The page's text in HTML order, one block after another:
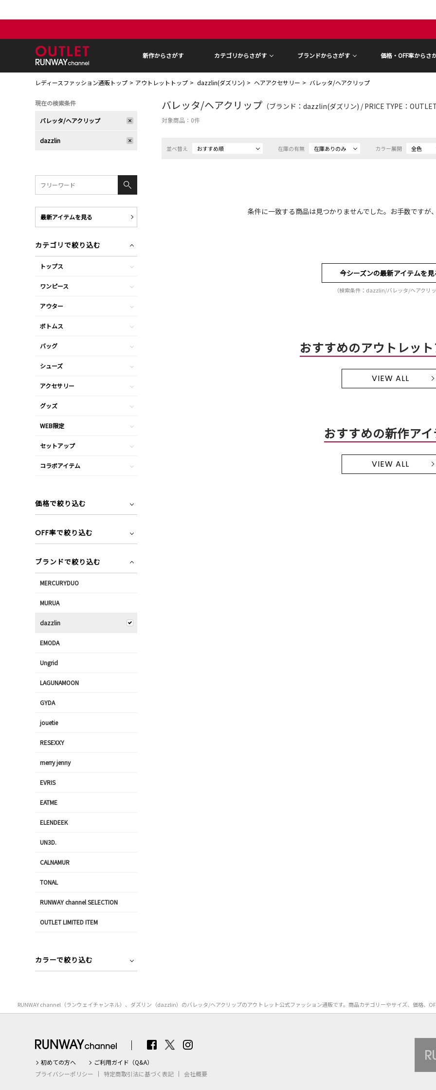
新作からさがす カテゴリからさがす ブランドからさがす 価格・OFF率からさ
レディースファッション通販トップ アウトレットトップ dazzlin(ダズリン) ヘアアクセサリー バレッタ/ヘアクリップ
バレッタ/ヘアクリップ （ブランド：dazzlin(ダズリン) / PRICE TYPE：OUTLET
対象商品： 0件
並べ替え おすすめ順 在庫の有無 在庫ありのみ カラー展開 全色
条件に一致する商品は見つかりませんでした。お手数ですが
今シーズンの最新アイテムを見
（検索条件：dazzlin/バレッタ/ヘアクリッ
おすすめのアウトレッ
VIEW ALL
おすすめの新作ア
VIEW ALL
現在の検索条件
バレッタ/ヘアクリップ
dazzlin
最新アイテムを見る
カテゴリで絞り込む
トップス
ワンピース
アウター
ボトムス
バッグ
シューズ
アクセサリー
グッズ
WEB限定
セットアップ
コラボアイテム
価格で絞り込む
OFF率で絞り込む
ブランドで絞り込む
MERCURYDUO
MURUA
dazzlin
EMODA
Ungrid
LAGUNAMOON
GYDA
jouetie
RESEXXY
merry jenny
EVRIS
EATME
ELENDEEK
UN3D.
CALNAMUR
TONAL
RUNWAY channel SELECTION
OUTLET LIMITED ITEM
カラーで絞り込む
RUNWAY channel（ランウェイチャンネル）、ダズリン（dazzlin）のバレッタ/ヘアクリップのアウトレット公式ファッション通販です。商品カテゴリーやサイズ、価格、
初めての方へ
ご利用ガイド（Q&A）
プライバシーポリシー
特定商取引法に基づく表記 会社概要